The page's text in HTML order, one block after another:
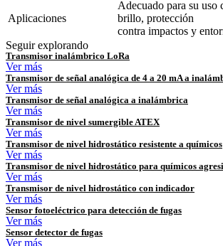
Aplicaciones
Adecuado para su uso
brillo, protección
contra impactos y
Seguir explorando
Transmisor inalámbrico LoRa
Ver más
Transmisor de señal analógica de 4 a 20 mA a
Ver más
Transmisor de señal analógica a inalámbrica
Ver más
Transmisor de nivel sumergible ATEX
Ver más
Transmisor de nivel hidrostático resistente a químicos
Ver más
Transmisor de nivel hidrostático para químicos
Ver más
Transmisor de nivel hidrostático con indicador
Ver más
Sensor fotoeléctrico para detección de fugas
Ver más
Sensor detector de fugas
Ver más